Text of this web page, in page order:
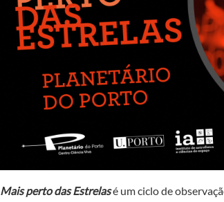
Mais perto das Estrelasé um ciclo de